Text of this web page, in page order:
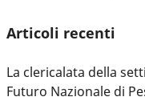
Articoli recenti
La clericalata della
Futuro Nazionale di